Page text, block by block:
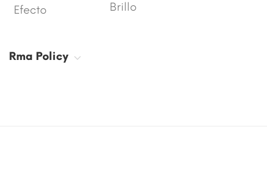
Efecto Brillo
Rma Policy